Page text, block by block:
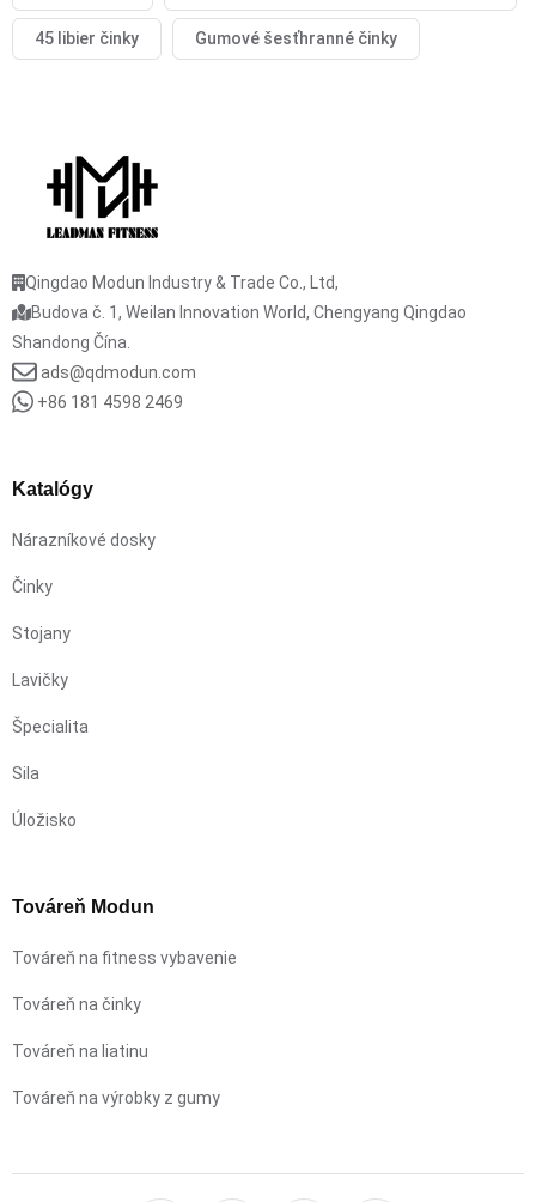
45 libier činky Gumové šesťhranné činky
Qingdao Modun Industry & Trade Co., Ltd,
Budova č. 1, Weilan Innovation World, Chengyang Qingdao
Shandong Čína.
ads@qdmodun.com
+86 181 4598 2469
Katalógy
Nárazníkové dosky
Činky
Stojany
Lavičky
Špecialita
Sila
Úložisko
Továreň Modun
Továreň na fitness vybavenie
Továreň na činky
Továreň na liatinu
Továreň na výrobky z gumy